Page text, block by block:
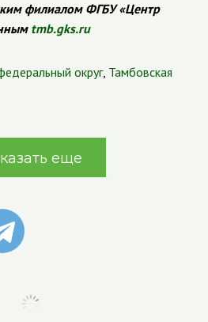
филиалом ФГБУ «Центр
tmb.gks.ru
округ, Тамбовская
еще